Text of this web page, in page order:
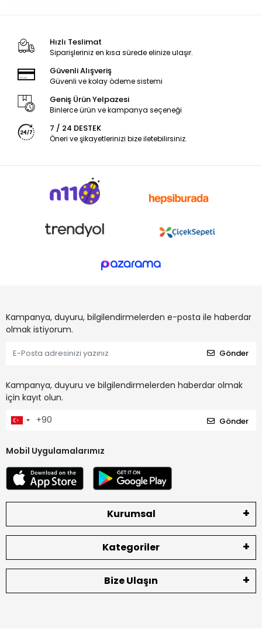
Hızlı Teslimat
Siparişleriniz en kısa sürede elinize ulaşır.
Güvenli Alışveriş
Güvenli ve kolay ödeme sistemi
Geniş Ürün Yelpazesi
Binlerce ürün ve kampanya seçeneği
7 / 24 DESTEK
Öneri ve şikayetlerinizi bize iletebilirsiniz.
Kampanya, duyuru, bilgilendirmelerden e-posta ile haberdar
olmak istiyorum.
Gönder
Kampanya, duyuru ve bilgilendirmelerden haberdar olmak
için kayıt olun.
Gönder
Mobil Uygulamalarımız
Kurumsal
Kategoriler
Bize Ulaşın